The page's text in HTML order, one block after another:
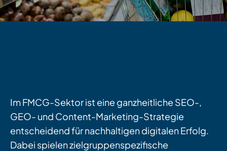
Im FMCG-Sektor ist eine ganzheitliche SEO-,
GEO- und Content-Marketing-Strategie
entscheidend für nachhaltigen digitalenErfolg.
Dabei spielenzielgruppenspezifische